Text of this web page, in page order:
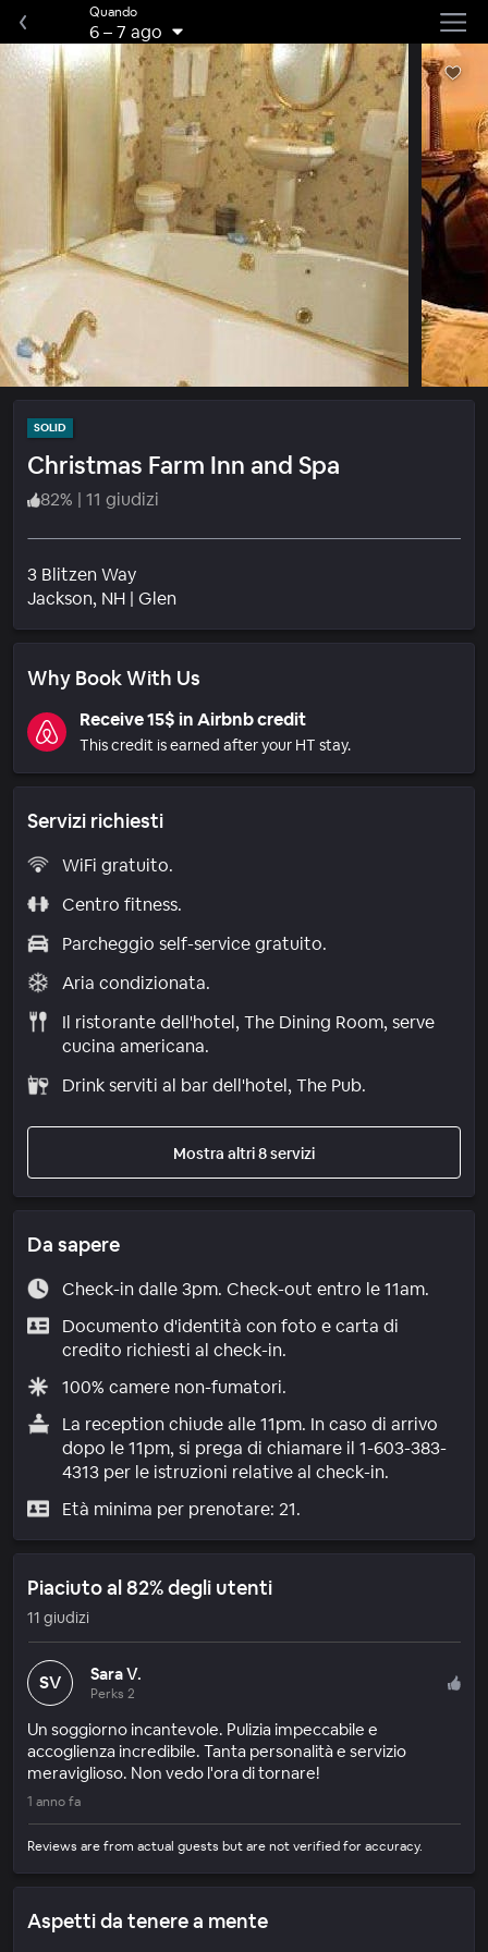
Quando
6–7 ago
SOLID
Christmas Farm Inn and Spa
82% | 11 giudizi
3 Blitzen Way
Jackson, NH | GlenQuartiere
Why Book With Us
Receive 15$ in Airbnb credit
This credit is earned after your HT stay.
Servizi richiesti
WiFi gratuito.
Centro fitness.
Parcheggio self-service gratuito.
Aria condizionata.
Il ristorante dell'hotel, The Dining Room, serve
cucina americana.
Drink serviti al bar dell'hotel, The Pub.
Mostra altri 8 servizi
Da sapere
Check-in dalle 3pm. Check-out entro le 11am.
Documento d'identità con foto e carta di
credito richiesti al check-in.
100% camere non-fumatori.
La reception chiude alle 11pm. In caso di arrivo
dopo le 11pm, si prega di chiamare il 1-603-383-
4313 per le istruzioni relative al check-in.
Età minima per prenotare: 21.
Piaciuto al 82% degli utenti
11 giudizi
SV Sara V.
Perks 2
Un soggiorno incantevole. Pulizia impeccabile e
accoglienza incredibile. Tanta personalità e servizio
meraviglioso. Non vedo l'ora di tornare!
1 anno fa
Reviews are from actual guests but are not verified for accuracy.
Aspetti da tenere a mente